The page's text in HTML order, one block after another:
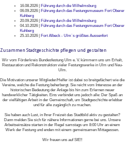
16.08.2026 |
Führung durch die Wilhelmsburg
06.09.2026 |
Führung durch das Festungsmuseum Fort Oberer
Kuhberg
20.09.2026 |
Führung durch die Wilhelmsburg
04.10.2026 |
Führung durch das Festungsmuseum Fort Oberer
Kuhberg
25.10.2026 |
Fort Albeck - Ulm`s größtes Aussenfort
Zusammen Stadtgeschichte pflegen und gestalten
Wir vom Förderkreis Bundesfestung Ulm e. V. kümmern uns um Erhalt,
Restauration und Rekonstruktion vieler Festungswerke in Ulm und Neu-
Ulm.
Die Motivation unserer Mitglieder/Helfer ist dabei so breitgefächert wie die
Vereine, welche die Festung beherbergt. Sie reicht vom Interesse an der
historischen Bedeutung der Anlage bis hin zum Erlernen neuer
handwerklicher Tätigkeiten. Eins verbindet uns jedoch alle: Der Spaß an
der vielfältigen Arbeit in der Gemeinschaft, um Stadtgeschichte erlebbar
und für alle zugänglich zu machen.
Sie haben auch Lust, in Ihrer Freizeit das Stadtbild aktiv zu gestalten?
Dann melden Sie sich für nähere Informationen gerne bei uns. Unsere
Arbeitseinsätze starten in der Regel samstags um 8:00 Uhr an einem
Werk der Festung und enden mit einem gemeinsamen Mittagessen.
Wir freuen uns auf SIE!!